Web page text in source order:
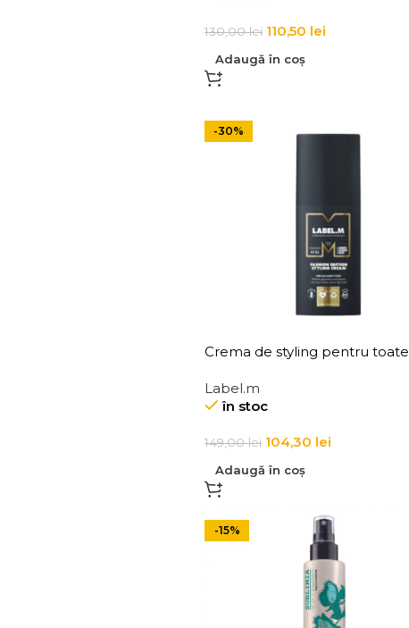
130,00lei 110,50 lei
Adaugă în coș
-30%
Crema de styling pentru toate
Edition Styling Cream
Label.m
în stoc
149,00lei 104,30 lei
Adaugă în coș
-15%